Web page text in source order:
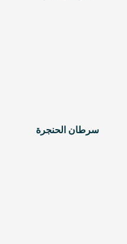
سرطان الحنجرة